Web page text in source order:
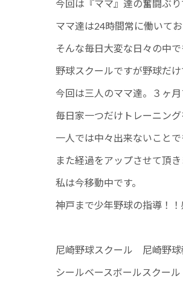
今回は『ママ』達の奮闘ぶ
ママ達は24時間常に働いて
そんな毎日大変な日々の中
野球スクールですが野球だ
今回は三人のママ達。３ヶ
毎日家一つだけトレーニン
一人では中々出来ないこと
また経過をアップさせて頂き
私は今移動中です。
神戸まで少年野球の指導！！
尼崎野球スクール 尼崎
シールベースボールスクール